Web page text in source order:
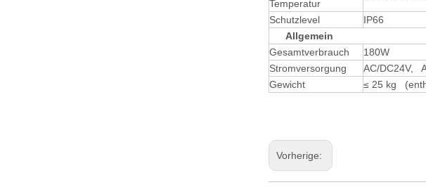
Temperatur
Schutzlevel
IP66
Allgemein
Gesamtverbrauch
180W
Stromversorgung
AC/DC24V,
Gewicht
≤ 25 kg
Vorherige: